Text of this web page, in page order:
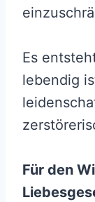
Es
lebendig
Für den